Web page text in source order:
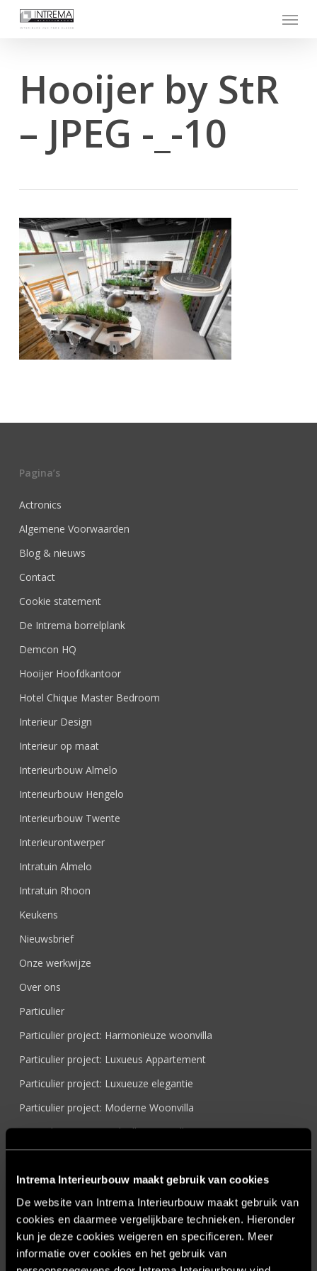
Intrema Interieurbouw maakt gebruik van cookies
De website van Intrema Interieurbouw maakt gebruik van
cookies en daarmee vergelijkbare technieken. Hieronder
kun je deze cookies weigeren en specificeren. Meer
informatie over cookies en het gebruik van
Menu
Hooijer by StR
– JPEG -_-10
Pagina’s
Actronics
Algemene Voorwaarden
Blog & nieuws
Contact
Cookie statement
De Intrema borrelplank
Demcon HQ
Hooijer Hoofdkantoor
Hotel Chique Master Bedroom
Interieur Design
Interieur op maat
Interieurbouw Almelo
Interieurbouw Hengelo
Interieurbouw Twente
Interieurontwerper
Intratuin Almelo
Intratuin Rhoon
Keukens
Nieuwsbrief
Onze werkwijze
Over ons
Particulier
Particulier project: Harmonieuze woonvilla
Particulier project: Luxueus Appartement
Particulier project: Luxueuze elegantie
Particulier project: Moderne Woonvilla
Particulier project: Stijlvolle Woonvilla
Projecten
Referenties
Samenwerken
Sensire